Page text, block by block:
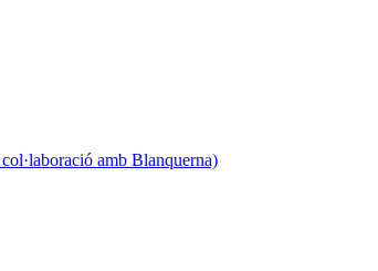
amb Blanquerna)